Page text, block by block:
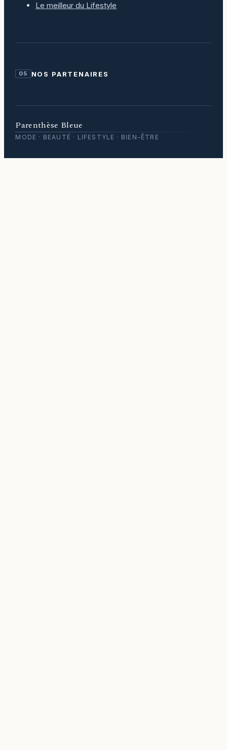
Le meilleur du Lifestyle
05 NOS PARTENAIRES
Parenthèse Bleue
MODE · BEAUTÉ · LIFESTYLE · BIEN-ÊTRE